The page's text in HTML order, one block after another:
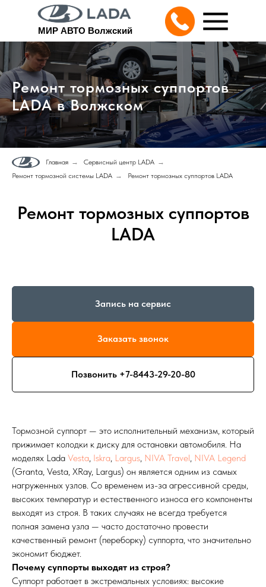
МИР АВТО Волжский
Ремонт тормозных суппортов
LADA в Волжском
Главная → Сервисный центр LADA →
Ремонт тормозной системы LADA → Ремонт тормозных суппортов LADA
Ремонт тормозных суппортов
LADA
Запись на сервис
Заказать звонок
Позвонить +7-8443-29-20-80
Тормозной суппорт — это исполнительный механизм, который
прижимает колодки к диску для остановки автомобиля. На
моделях Lada Vesta Iskra Largus NIVA Travel NIVA Legend
(Granta, Vesta, XRay, Largus) он является одним из самых
нагруженных узлов. Со временем из-за агрессивной среды,
высоких температур и естественного износа его компоненты
выходят из строя. В таких случаях не всегда требуется
полная замена узла — часто достаточно провести
качественный ремонт (переборку) суппорта, что значительно
экономит бюджет.
Почему суппорты выходят из строя?
Суппорт работает в экстремальных условиях: высокие